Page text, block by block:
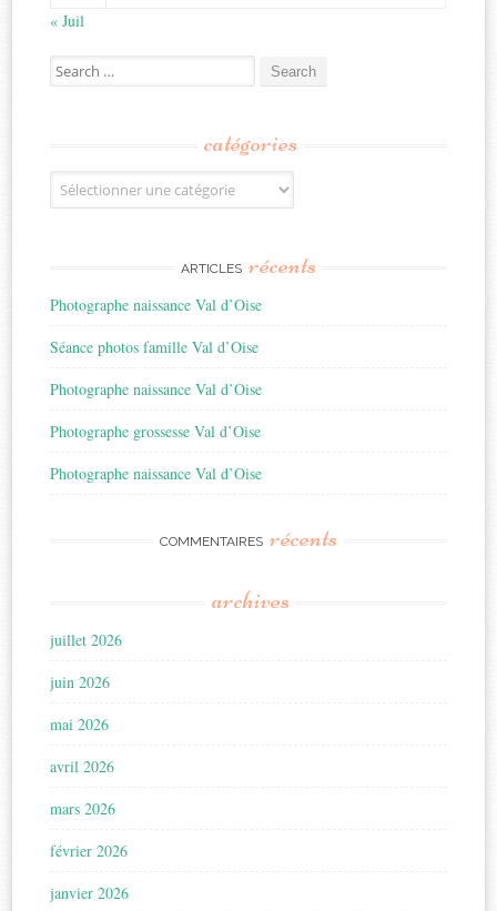
« Juil
Search
for:
catégories
Catégories
ARTICLES récents
Photographe naissance Val d’Oise
Séance photos famille Val d’Oise
Photographe naissance Val d’Oise
Photographe grossesse Val d’Oise
Photographe naissance Val d’Oise
COMMENTAIRES récents
archives
juillet 2026
juin 2026
mai 2026
avril 2026
mars 2026
février 2026
janvier 2026